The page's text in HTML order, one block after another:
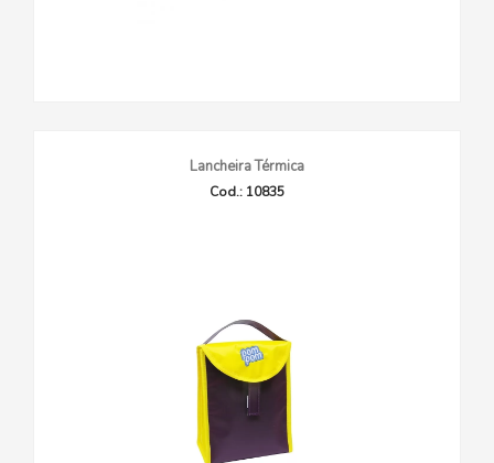
Lancheira Térmica
Cod.: 10835